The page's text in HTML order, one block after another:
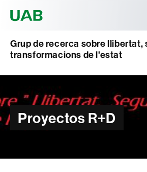
Grup de recerca sobre llibertat,
transformacions de l'estat
Proyectos R+D